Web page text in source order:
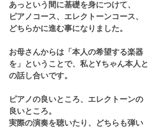
あっという間に基礎を身につけて、
ピアノコース、エレクトーンコース、
どちらかに進む事になりました。
お母さんからは「本人の希望する楽器
を」ということで、私とYちゃん本人と
の話し合いです。
ピアノの良いところ、エレクトーンの
良いところ。
実際の演奏を聴いたり、どちらも弾い